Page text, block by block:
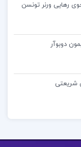
ابوالفضل
ابوالفضل